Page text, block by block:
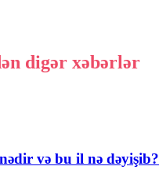
digər xəbərlər
və bu il nə dəyişib?